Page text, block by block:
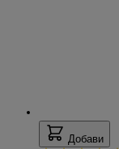
Добави